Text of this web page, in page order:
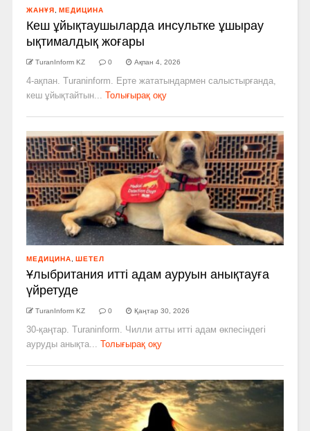
ЖАНҰЯ МЕДИЦИНА
Кеш ұйықтаушыларда инсультке ұшырау
ықтималдық жоғары
TuranInform KZ 0 Ақпан 4, 2026
4-ақпан. Turaninform. Ерте жататындармен салыстырғанда,
кеш ұйықтайтын...
Толығырақ оқу
МЕДИЦИНА ШЕТЕЛ
Ұлыбритания итті адам ауруын анықтауға
үйретуде
TuranInform KZ 0 Қаңтар 30, 2026
30-қаңтар. Turaninform. Чилли атты итті адам өкпесіндегі
ауруды анықта...
Толығырақ оқу